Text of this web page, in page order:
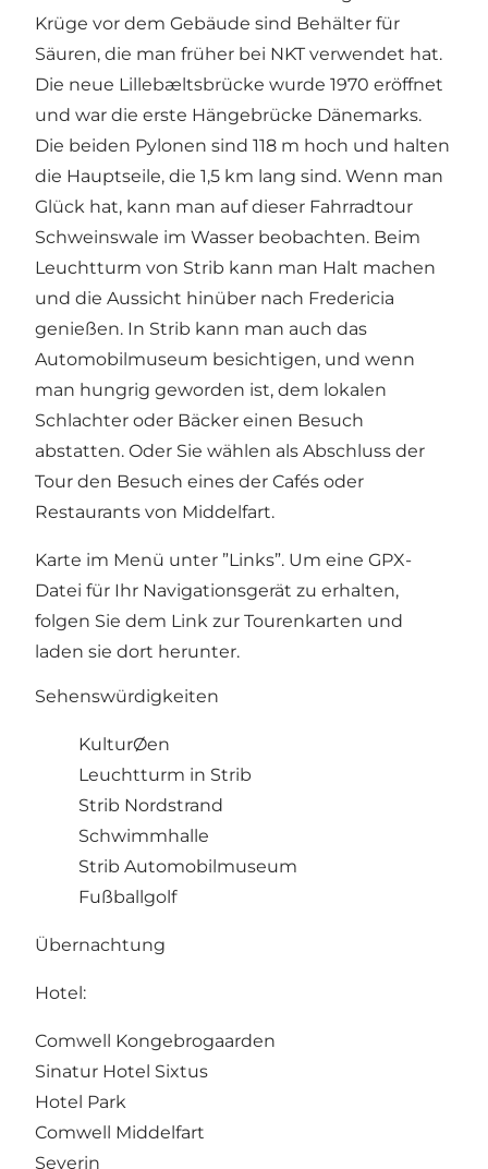
Krüge vor dem Gebäude sind Behälter für
Säuren, die man früher bei NKT verwendet hat.
Die neue Lillebæltsbrücke wurde 1970 eröffnet
und war die erste Hängebrücke Dänemarks.
Die beiden Pylonen sind 118 m hoch und halten
die Hauptseile, die 1,5 km lang sind. Wenn man
Glück hat, kann man auf dieser Fahrradtour
Schweinswale im Wasser beobachten. Beim
Leuchtturm von Strib kann man Halt machen
und die Aussicht hinüber nach Fredericia
genießen. In Strib kann man auch das
Automobilmuseum besichtigen, und wenn
man hungrig geworden ist, dem lokalen
Schlachter oder Bäcker einen Besuch
abstatten. Oder Sie wählen als Abschluss der
Tour den Besuch eines der Cafés oder
Restaurants von Middelfart.
Karte im Menü unter ”Links”. Um eine GPX-
Datei für Ihr Navigationsgerät zu erhalten,
folgen Sie dem Link zur Tourenkarten und
laden sie dort herunter.
Sehenswürdigkeiten
KulturØen
Leuchtturm in Strib
Strib Nordstrand
Schwimmhalle
Strib Automobilmuseum
Fußballgolf
Übernachtung
Hotel:
Comwell Kongebrogaarden
Sinatur Hotel Sixtus
Hotel Park
Comwell Middelfart
Severin